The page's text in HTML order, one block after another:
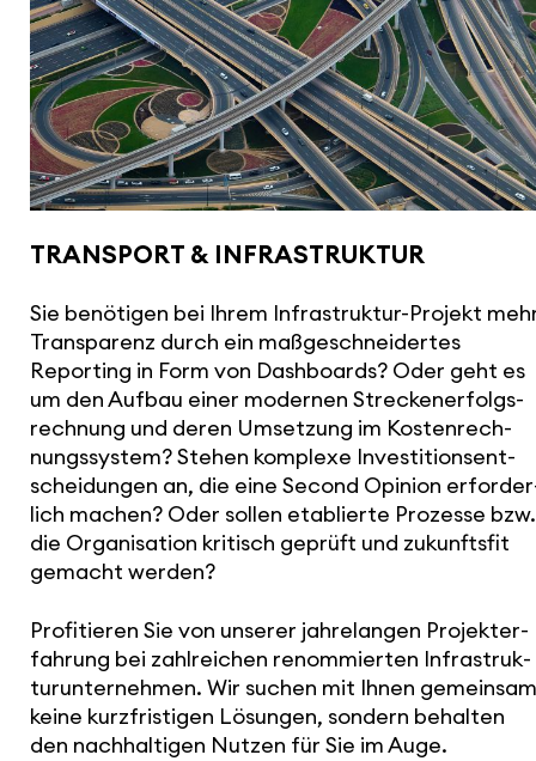
TRANSPORT & INFRA­STRUKTUR
Sie benötigen bei Ihrem Infra­struktur-Projekt
Trans­pa­renz durch ein maßge­schnei­dertes
Reporting in Form von Dash­boards? Oder geht es
um den Aufbau einer modernen Stre­cken­er­folgs­
rech­nung und deren Umsetzung im Kosten­rech­
nungs­system? Stehen komplexe Inves­ti­ti­ons­ent­
schei­dungen an, die eine Second Opinion
lich machen? Oder sollen etablierte Prozesse bzw.
die Orga­ni­sa­tion kritisch geprüft und zukunftsfit
gemacht werden?
Profi­tieren Sie von unserer jahre­langen Projekt­er­
fah­rung bei zahl­rei­chen renom­mierten Infra­struk­
tur­un­ter­nehmen. Wir suchen mit Ihnen gemeinsam
keine kurz­fris­tigen Lösungen, sondern behalten
den nach­hal­tigen Nutzen für Sie im Auge.